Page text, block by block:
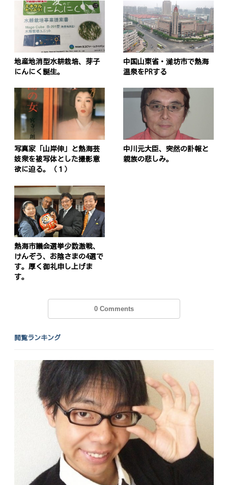
地産地消型水耕栽培、芽子
にんにく誕生。
中国山東省・濰坊市で熱海
温泉をPRする
写真家「山岸伸」と熱海芸
妓衆を被写体とした撮影意
欲に迫る。（１）
中川元大臣、突然の訃報と
親族の悲しみ。
熱海市議会選挙少数激戦、
けんぞう、お陰さまの4選で
す。厚く御礼申し上げま
す。
0 Comments
閲覧ランキング